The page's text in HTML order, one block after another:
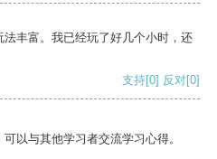
丰富。我已经玩了好几个小时，还
支持[0] 反对[0]
以与其他学习者交流学习心得。